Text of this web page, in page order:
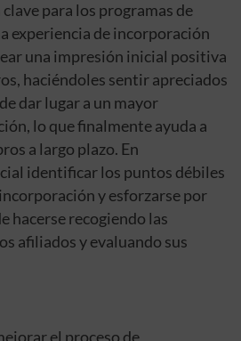
para los programas de
experiencia de incorporación
una impresión inicial positiva
haciéndoles sentir apreciados
dar lugar a un mayor
lo que finalmente ayuda a
a largo plazo. En
identificar los puntos débiles
y esforzarse por
hacerse recogiendo las
afiliados y evaluando sus
el proceso de